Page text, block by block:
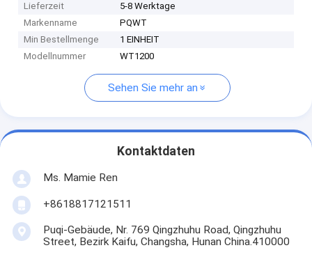
Lieferzeit
5-8 Werktage
Markenname
PQWT
Min Bestellmenge
1 EINHEIT
Modellnummer
WT1200
Sehen Sie mehr an
Kontaktdaten
Ms. Mamie Ren
+8618817121511
Puqi-Gebäude, Nr. 769 Qingzhuhu Road, Qingzhuhu
Street, Bezirk Kaifu, Changsha, Hunan China.410000